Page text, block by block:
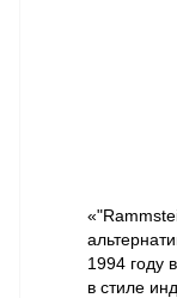
1994 году
в стиле